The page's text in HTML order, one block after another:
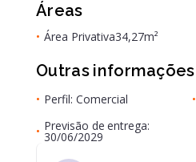
Áreas
• Área Privativa34,27m²
Outras informações
• Perfil: Comercial •
• Previsão de entrega:
30/06/2029